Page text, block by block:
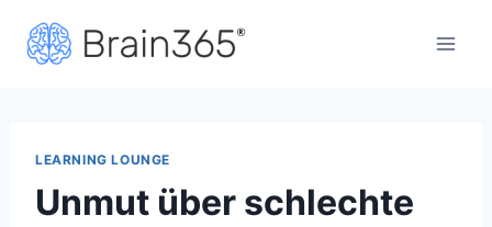
Inhalt
LEARNING LOUNGE
Unmut über schlechte